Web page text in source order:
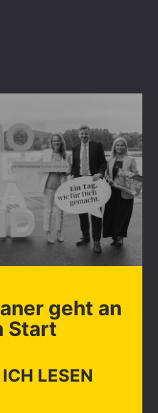
geht an
Start
LESEN